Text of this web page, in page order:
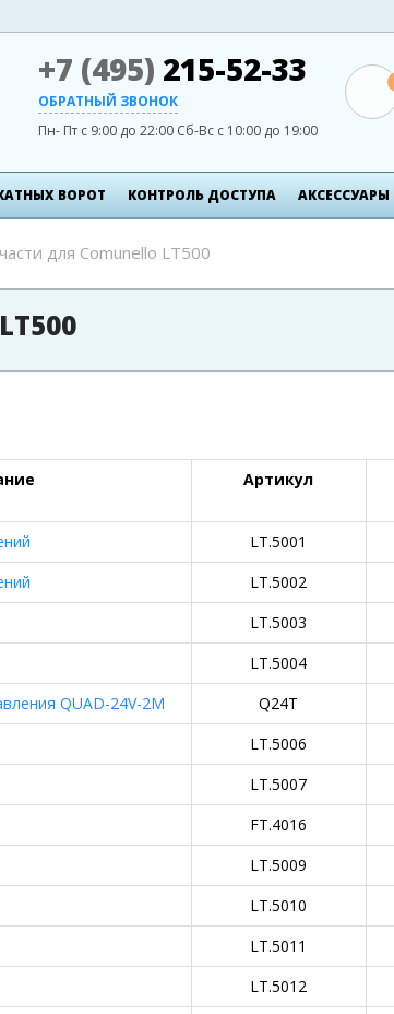
+7 (495) 215-52-33
ОБРАТНЫЙ ЗВОНОК
Пн- Пт с 9:00 до 22:00 Сб-Вс с 10:00 до 19:00
ВОРОТ КОНТРОЛЬ ДОСТУПА АКСЕСCУАРЫ
для Comunello LT500
Артикул
LT.5001
LT.5002
LT.5003
LT.5004
QUAD-24V-2M Q24T
LT.5006
LT.5007
FT.4016
LT.5009
LT.5010
LT.5011
LT.5012